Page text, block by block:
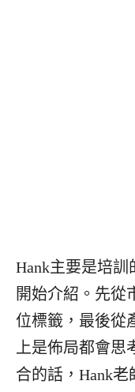
Hank主要是培
開始介紹。先從
位標籤，最後從
上是佈局都會
合的話，Hank